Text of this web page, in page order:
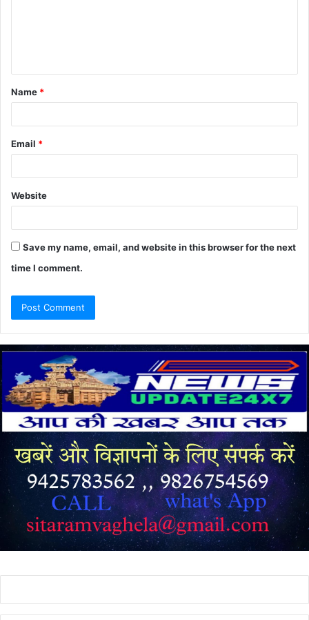
t
*
Name *
Email *
Website
Save my name, email, and website in this browser for the next
time I comment.